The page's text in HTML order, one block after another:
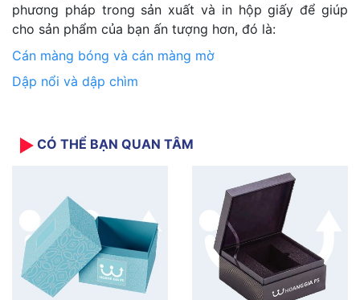
phương pháp trong sản xuất và in hộp giấy để giúp
cho sản phẩm của bạn ấn tượng hơn, đó là:
Cán màng bóng và cán màng mờ
Dập nổi và dập chìm
CÓ THỂ BẠN QUAN TÂM